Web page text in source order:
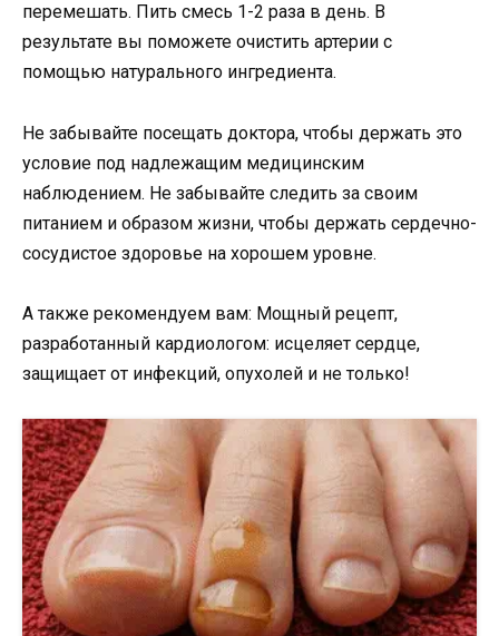
перемешать. Пить смесь 1-2 раза в день. В
результате вы поможете очистить артерии с
помощью натурального ингредиента.
Не забывайте посещать доктора, чтобы держать это
условие под надлежащим медицинским
наблюдением. Не забывайте следить за своим
питанием и образом жизни, чтобы держать сердечно-
сосудистое здоровье на хорошем уровне.
А также рекомендуем вам: Мощный рецепт,
разработанный кардиологом: исцеляет сердце,
защищает от инфекций, опухолей и не только!